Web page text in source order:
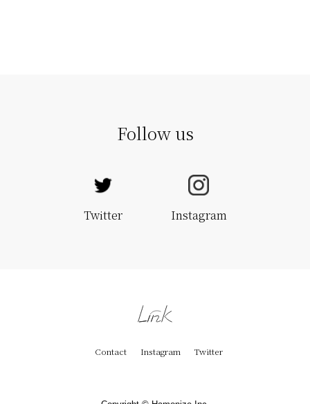
Follow us
Twitter Instagram
Contact Instagram Twitter